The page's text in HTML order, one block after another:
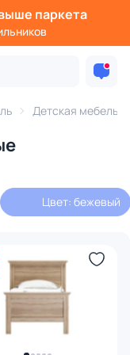
паркета
Детская мебель
Цвет: бежевый